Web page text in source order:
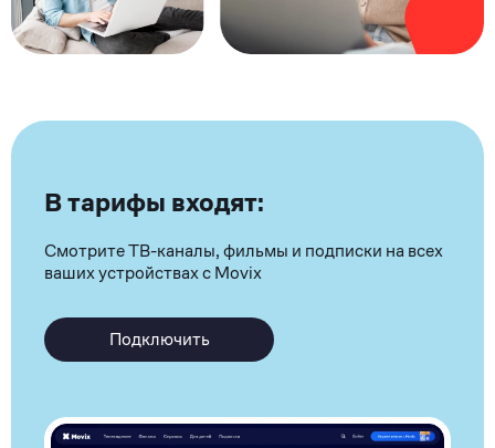
В тарифы входят:
Смотрите ТВ-каналы, фильмы и подписки на всех
ваших устройствах с Movix
Подключить